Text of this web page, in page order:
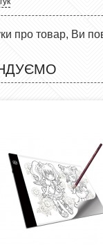
про товар, Ви